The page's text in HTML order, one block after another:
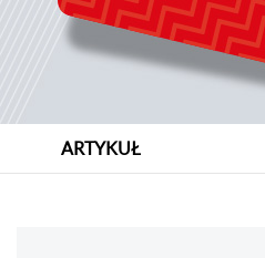
ARTYKUŁ